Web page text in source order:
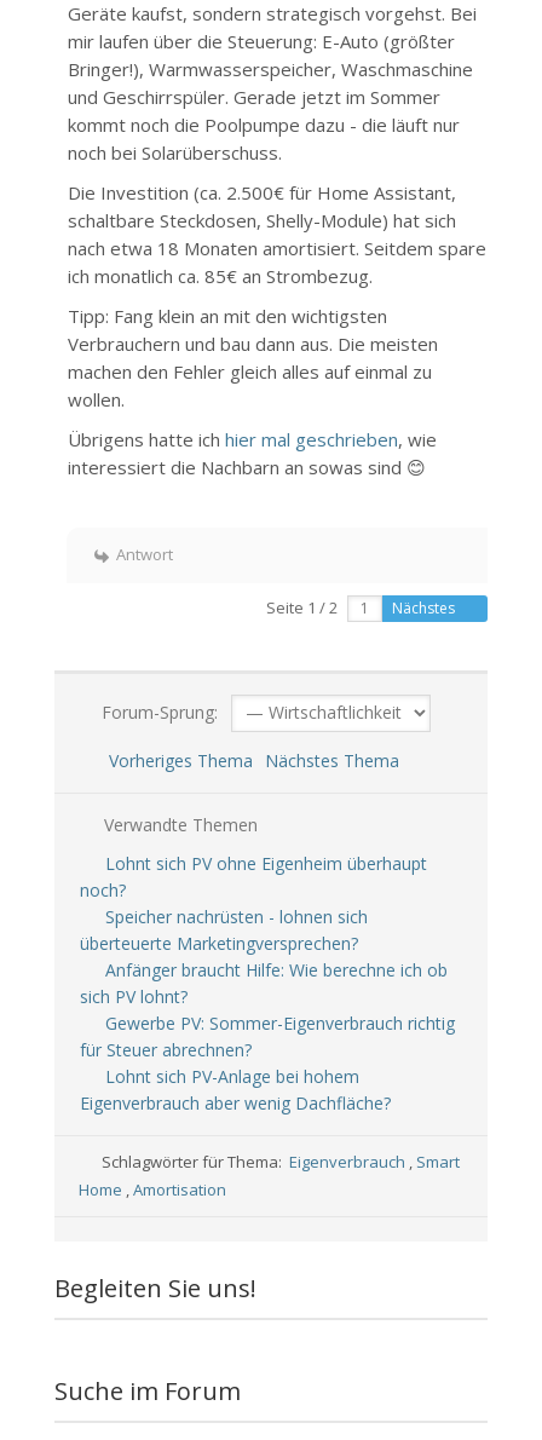
Geräte kaufst, sondern strategisch vorgehst. Bei
mir laufen über die Steuerung: E-Auto (größter
Bringer!), Warmwasserspeicher, Waschmaschine
und Geschirrspüler. Gerade jetzt im Sommer
kommt noch die Poolpumpe dazu - die läuft nur
noch bei Solarüberschuss.
Die Investition (ca. 2.500€ für Home Assistant,
schaltbare Steckdosen, Shelly-Module) hat sich
nach etwa 18 Monaten amortisiert. Seitdem spare
ich monatlich ca. 85€ an Strombezug.
Tipp: Fang klein an mit den wichtigsten
Verbrauchern und bau dann aus. Die meisten
machen den Fehler gleich alles auf einmal zu
wollen.
Übrigens hatte ich hier mal geschrieben, wie
interessiert die Nachbarn an sowas sind 😊
Antwort
Seite 1 / 2 Nächstes
Forum-Sprung:
Vorheriges Thema Nächstes Thema
Verwandte Themen
Lohnt sich PV ohne Eigenheim überhaupt
noch?
Speicher nachrüsten - lohnen sich
überteuerte Marketingversprechen?
Anfänger braucht Hilfe: Wie berechne ich ob
sich PV lohnt?
Gewerbe PV: Sommer-Eigenverbrauch richtig
für Steuer abrechnen?
Lohnt sich PV-Anlage bei hohem
Eigenverbrauch aber wenig Dachfläche?
Schlagwörter für Thema:Eigenverbrauch , Smart
Home ,Amortisation
Begleiten Sie uns!
Suche im Forum